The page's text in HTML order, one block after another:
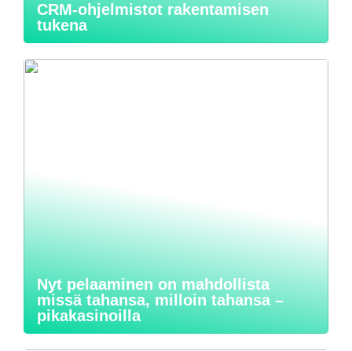
CRM-ohjelmistot rakentamisen
tukena
Nyt pelaaminen on mahdollista
missä tahansa, milloin tahansa –
pikakasinoilla